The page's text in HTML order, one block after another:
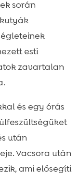
során
esti
zavartalan
és egy órás
után
Vacsora után
ami elősegíti